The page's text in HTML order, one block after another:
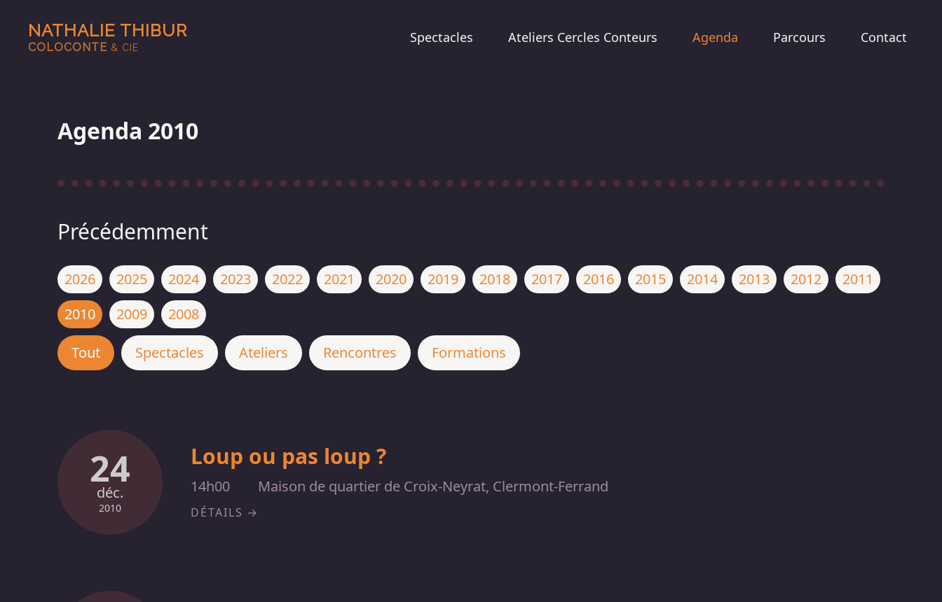
NATHALIE THIBUR
COLOCONTE & CIE
Spectacles Ateliers Cercles Conteurs Agenda Parcours Contact
Agenda 2010
Précédemment
2026 2025 2024 2023 2022 2021 2020 2019 2018 2017 2016 2015 2014 2013 2012
2011
2010
2009 2008
Tout Spectacles Ateliers Rencontres Formations
24
déc.
2010
Loup ou pas loup ?
14h00 Maison de quartier de Croix-Neyrat, Clermont-Ferrand
DÉTAILS